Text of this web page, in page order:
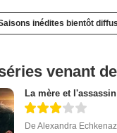
inédites bientôt
venant
La mère et l'assassin
DeAlexandra